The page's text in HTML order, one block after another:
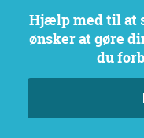
Hjælp med til at styrke borgerdeltagelse. Vi
ønsker at gøre
du